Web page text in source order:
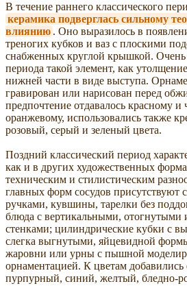
В течение раннего классического
керамика подверглась сильному
влиянию . Оно выразилось в
треногих кубков и ваз с плоскими
снабженных круглой крышкой. Очень
периода такой элемент, как
нижней части в виде выступа.
гравирован или нарисован перед
предпочтение отдавалось красному
оранжевому, использовались также
розовый, серый и зеленый цвета.
Поздний классический период
как и в других художественных
техническим и стилистическим
главных форм сосудов присутствуют
ручками, кувшины, тарелки без
блюда с вертикальными,
стенками; цилиндрические кубки с
слегка выгнутыми, яйцевидной
жаровни или урны с пышной
орнаментацией. К цветам
пурпурный, синий, желтый, бледно-